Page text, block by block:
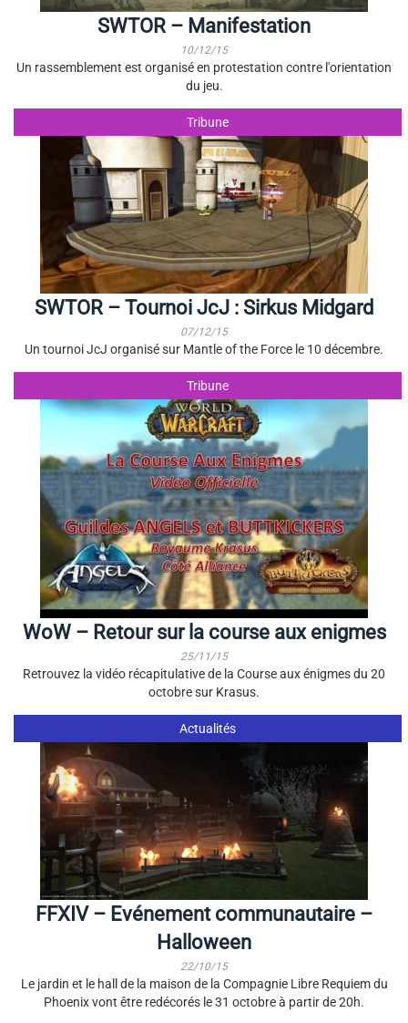
SWTOR – Manifestation
10/12/15
Un rassemblement est organisé en protestation contre l'orientation
du jeu.
Tribune
SWTOR – Tournoi JcJ : Sirkus Midgard
07/12/15
Un tournoi JcJ organisé sur Mantle of the Force le 10 décembre.
Tribune
WoW – Retour sur la course aux enigmes
25/11/15
Retrouvez la vidéo récapitulative de la Course aux énigmes du 20
octobre sur Krasus.
Actualités
FFXIV – Evénement communautaire –
Halloween
22/10/15
Le jardin et le hall de la maison de la Compagnie Libre Requiem du
Phoenix vont être redécorés le 31 octobre à partir de 20h.